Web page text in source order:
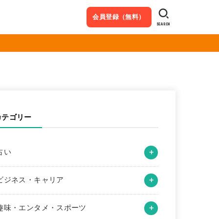
会員登録（無料）
SEARCH
テゴリー
い
ジネス・キャリア
味・エンタメ・スポーツ